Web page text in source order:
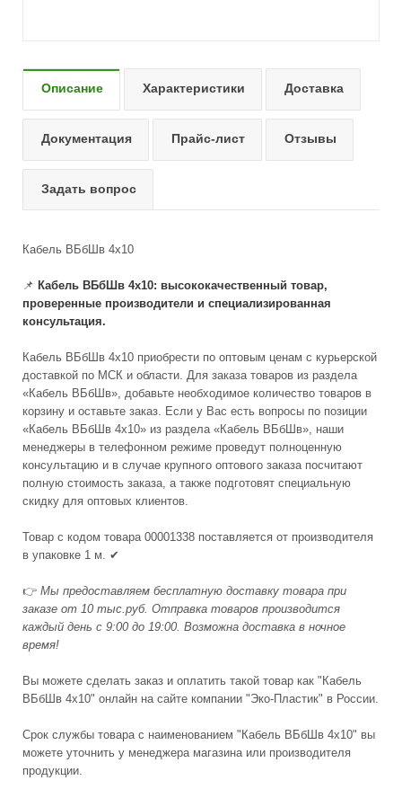
Описание Характеристики Доставка
Документация Прайс-лист Отзывы
Задать вопрос
Кабель ВБбШв 4х10
📌 Кабель ВБбШв 4x10: высококачественный товар,
проверенные производители и специализированная
консультация.
Кабель ВБбШв 4x10 приобрести по оптовым ценам с курьерской
доставкой по МСК и области. Для заказа товаров из раздела
«Кабель ВБбШв», добавьте необходимое количество товаров в
корзину и оставьте заказ. Если у Вас есть вопросы по позиции
«Кабель ВБбШв 4x10» из раздела «Кабель ВБбШв», наши
менеджеры в телефонном режиме проведут полноценную
консультацию и в случае крупного оптового заказа посчитают
полную стоимость заказа, а также подготовят специальную
скидку для оптовых клиентов.
Товар с кодом товара 00001338 поставляется от производителя
в упаковке 1 м. ✔
👉 Мы предоставляем бесплатную доставку товара при
заказе от 10 тыс.руб. Отправка товаров производится
каждый день с 9:00 до 19:00. Возможна доставка в ночное
время!
Вы можете сделать заказ и оплатить такой товар как "Кабель
ВБбШв 4x10" онлайн на сайте компании "Эко-Пластик" в России.
Срок службы товара с наименованием "Кабель ВБбШв 4x10" вы
можете уточнить у менеджера магазина или производителя
продукции.